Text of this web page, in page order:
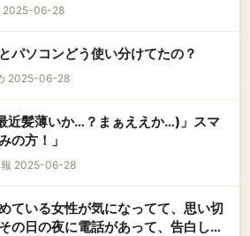
2025-06-28
パソコンどう使い分けてたの？
2025-06-28
近髪薄いか…？まぁええか…)」スマ
の方！」
報 2025-06-28
ている女性が気になってて、思い切
の日の夜に電話があって、告白して